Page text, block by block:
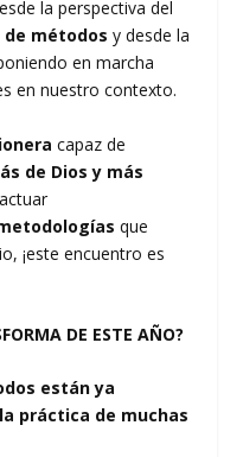
la perspectiva del
de métodos y desde la
en marcha
en nuestro contexto.
capaz de
de Dios y más
que
¡este encuentro es
DE ESTE AÑO?
están ya
práctica de muchas